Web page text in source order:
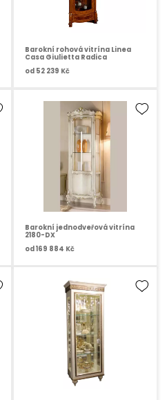
Barokní rohová vitrína Linea
Casa Giulietta Radica
od 52 239 Kč
Barokní jednodveřová vitrína
2180-DX
od 169 884 Kč